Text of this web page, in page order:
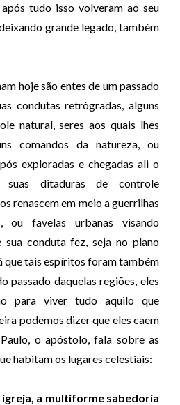
tudo isso volveram ao seu
grande legado, também
hoje são entes de um passado
condutas retrógradas, alguns
natural, seres aos quais lhes
comandos da natureza, ou
exploradas e chegadas ali o
suas ditaduras de controle
renascem em meio a guerrilhas
ou favelas urbanas visando
sua conduta fez, seja no plano
que tais espíritos foram também
passado daquelas regiões, eles
para viver tudo aquilo que
podemos dizer que eles caem
o apóstolo, fala sobre as
habitam os lugares celestiais:
igreja, a multiforme sabedoria